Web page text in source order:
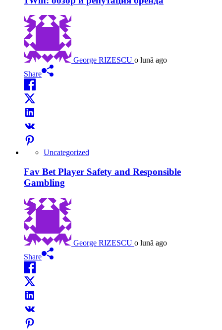
George RIZESCU o lună ago
Share
Uncategorized
Fav Bet Player Safety and Responsible
Gambling
George RIZESCU o lună ago
Share